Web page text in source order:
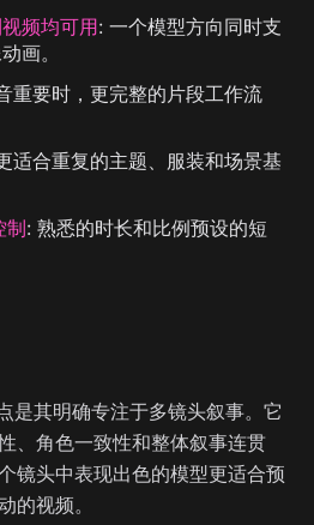
频均可用: 一个模型方向同时支
画。
重要时，更完整的片段工作流
适合重复的主题、服装和场景基
制: 熟悉的时长和比例预设的短
是其明确专注于多镜头叙事。它
、角色一致性和整体叙事连贯
镜头中表现出色的模型更适合预
的视频。